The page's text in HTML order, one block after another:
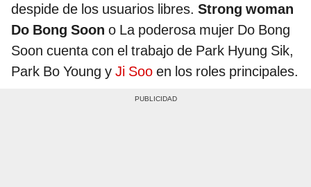
despide de los usuarios libres. Strong woman
Do Bong Soon o La poderosa mujer Do Bong
Soon cuenta con el trabajo de Park Hyung Sik,
Park Bo Young y Ji Soo en los roles principales.